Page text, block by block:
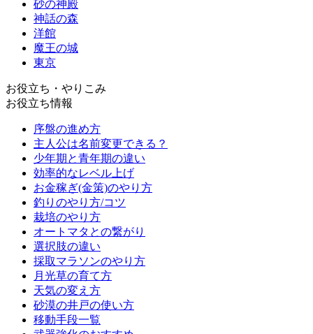
砂の神殿
神話の森
洋館
魔王の城
東京
お役立ち・やりこみ
お役立ち情報
序盤の進め方
主人公は名前変更できる？
少年期と青年期の違い
効率的なレベル上げ
お金稼ぎ(金策)のやり方
釣りのやり方/コツ
栽培のやり方
オートマタとの繋がり
選択肢の違い
採取マラソンのやり方
月光草の育て方
天気の変え方
砂漠の井戸の使い方
移動手段一覧